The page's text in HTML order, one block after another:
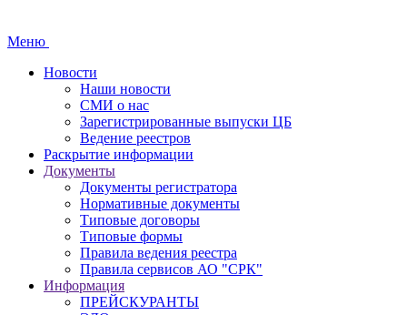
Меню
Новости
Наши новости
СМИ о нас
Зарегистрированные выпуски ЦБ
Ведение реестров
Раскрытие информации
Документы
Документы регистратора
Нормативные документы
Типовые договоры
Типовые формы
Правила ведения реестра
Правила сервисов АО "СРК"
Информация
ПРЕЙСКУРАНТЫ